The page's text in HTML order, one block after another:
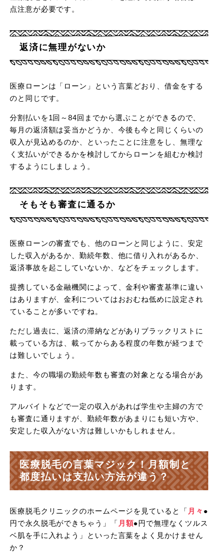
点注意が必要です。
返済に無理がないか
医療ローンは「ローン」という言葉どおり、借金をする
のと同じです。
分割払いを1回～84回までから選ぶことができるので、
毎月の返済額は妥当かどうか、今後も今と同じくらいの
収入が見込めるのか、といったことに注意をし、無理な
く支払いができるかを検討してからローンを組むか検討
するようにしましょう。
そもそも審査に通るか
医療ローンの審査でも、他のローンと同じように、安定
した収入があるか、勤続年数、他に借り入れがあるか、
返済事故を起こしていないか、などをチェックします。
提携している金融機関によって、金利や審査基準に違い
はありますが、金利についてはおおむね低めに設定され
ていることが多いですね。
ただし過去に、返済の滞納などがありブラックリストに
載っている方は、載ってからある程度の年数が経つまで
は難しいでしょう。
また、今の職場の勤続年数も審査の対象となる場合があ
ります。
アルバイトなどで一定の収入があれば学生や主婦の方で
も審査に通りますが、勤続年数があまりにも短い方や、
安定した収入がない方は難しいかもしれません。
医療脱毛の言葉マジック！月額制と
都度払いは支払い方法が違う？
医療脱毛クリニックのホームページを見ていると「 月々 ●
円で永久脱毛ができちゃう」「 月額●円で無理なくツルス
ベ肌を手に入れよう」といった言葉をよく見かけません
か？